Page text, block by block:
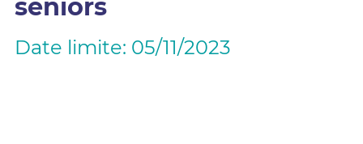
séniors
Date limite: 05/11/2023